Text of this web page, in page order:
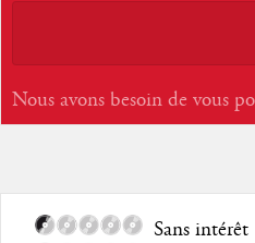
Nous avons besoin de vous
Sans intérêt